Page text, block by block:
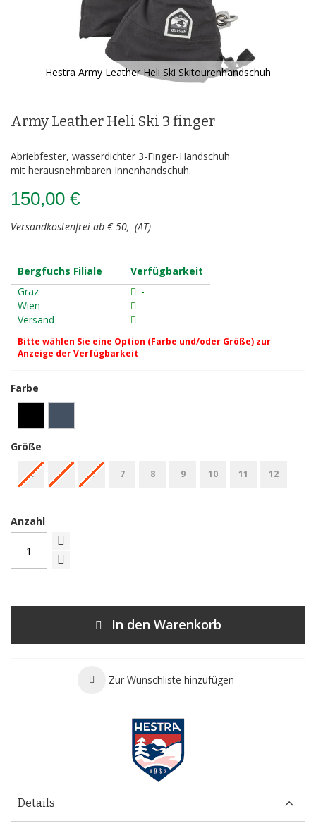
Hestra Army Leather Heli Ski Skitourenhandschuh
der
Bildergalerie
Army Leather Heli Ski 3 finger
Abriebfester, wasserdichter 3-Finger-Handschuh
mit herausnehmbaren Innenhandschuh.
150,00 €
Versandkostenfrei ab € 50,- (AT)
Bergfuchs Filiale
Verfügbarkeit
Graz
-
Wien
-
Versand
-
Bitte wählen Sie eine Option (Farbe und/oder Größe) zur
Anzeige der Verfügbarkeit
Farbe
Größe
L 5 6 7 8 9 10 11 12
Anzahl
In den Warenkorb
Zur Wunschliste hinzufügen
Details